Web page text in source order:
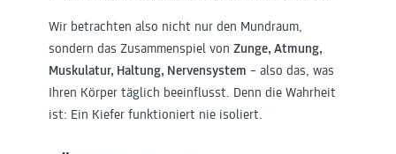
Wir betrachten also nicht nur den Mundraum,
sondern das Zusammenspiel von Zunge, Atmung,
Muskulatur, Haltung, Nervensystem – also das, was
Ihren Körper täglich beeinflusst. Denn die Wahrheit
ist: Ein Kiefer funktioniert nie isoliert.